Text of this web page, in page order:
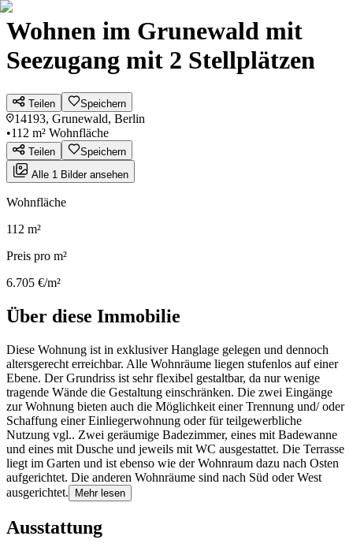
Wohnen im Grunewald mit
Seezugang mit 2 Stellplätzen
Teilen Speichern
14193, Grunewald, Berlin
•112 m² Wohnfläche
Teilen
Speichern
Alle 1 Bilder ansehen
Wohnfläche
112 m²
Preis pro m²
6.705 €/m²
Über diese Immobilie
Diese Wohnung ist in exklusiver Hanglage gelegen und dennoch
altersgerecht erreichbar. Alle Wohnräume liegen stufenlos auf einer
Ebene. Der Grundriss ist sehr flexibel gestaltbar, da nur wenige
tragende Wände die Gestaltung einschränken. Die zwei Eingänge
zur Wohnung bieten auch die Möglichkeit einer Trennung und/ oder
Schaffung einer Einliegerwohnung oder für teilgewerbliche
Nutzung vgl.. Zwei geräumige Badezimmer, eines mit Badewanne
und eines mit Dusche und jeweils mit WC ausgestattet. Die Terrasse
liegt im Garten und ist ebenso wie der Wohnraum dazu nach Osten
aufgerichtet. Die anderen Wohnräume sind nach Süd oder West
ausgerichtet.
Mehr lesen
Ausstattung